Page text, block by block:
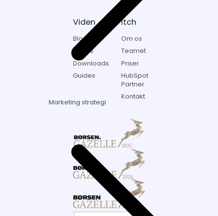
Marketing strategi
Viden
Blogs
Cases
Downloads
Guides
Itch
Om os
Teamet
Priser
HubSpot
Partner
Kontakt